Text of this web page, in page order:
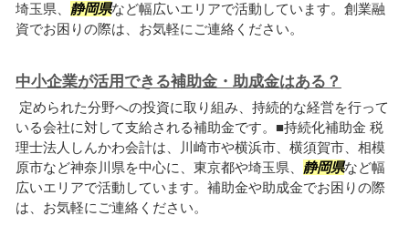
埼玉県、 静岡県など幅広いエリアで活動しています。創業融
資でお困りの際は、お気軽にご連絡ください。
中小企業が活用できる補助金・助成金はある？
定められた分野への投資に取り組み、持続的な経営を行って
いる会社に対して支給される補助金です。■持続化補助金 税
理士法人しんかわ会計は、川崎市や横浜市、横須賀市、相模
原市など神奈川県を中心に、東京都や埼玉県、 静岡県など幅
広いエリアで活動しています。補助金や助成金でお困りの際
は、お気軽にご連絡ください。